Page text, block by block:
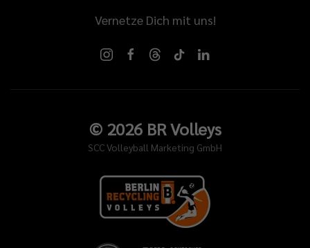
Vernetze Dich mit uns!
© 2026BR Volleys
SCC Volleyball Marketing GmbH